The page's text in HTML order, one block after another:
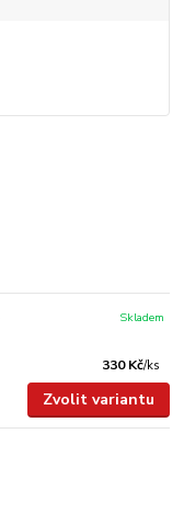
330 Kč/ks
Skladem
Zvolit variantu